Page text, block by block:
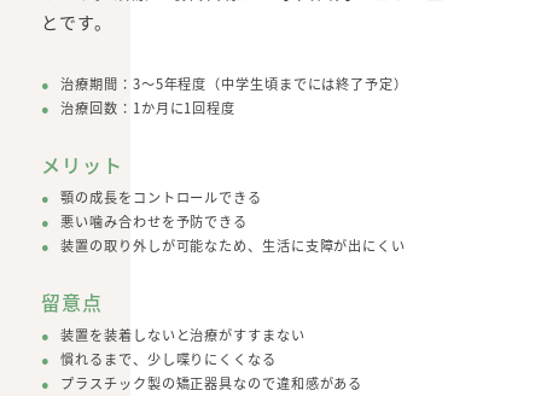
とです。
治療期間：3～5年程度（中学生頃までには終了予定）
治療回数：1か月に1回程度
メリット
顎の成長をコントロールできる
悪い噛み合わせを予防できる
装置の取り外しが可能なため、生活に支障が出にくい
留意点
装置を装着しないと治療がすすまない
慣れるまで、少し喋りにくくなる
プラスチック製の矯正器具なので違和感がある